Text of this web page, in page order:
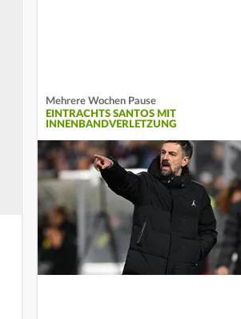
Mehrere Wochen Pause
EINTRACHTS SANTOS MIT
INNENBANDVERLETZUNG